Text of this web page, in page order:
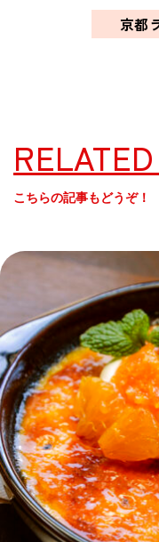
京都
こちらの記事もどうぞ！